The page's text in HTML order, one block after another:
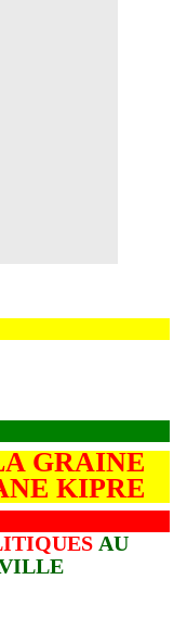
GRAINE
KIPRE
AU